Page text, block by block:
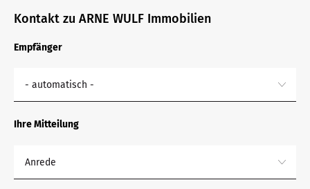
Kontakt zu ARNE WULF Immobilien
Empfänger
- automatisch -
Ihre Mitteilung
Anrede